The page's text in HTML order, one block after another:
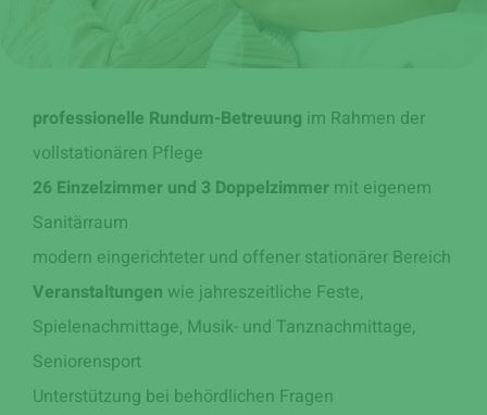
professionelle Rundum-Betreuung im Rahmen der
vollstationären Pflege
26 Einzelzimmer und 3 Doppelzimmer mit eigenem
Sanitärraum
modern eingerichteter und offener stationärer Bereich
Veranstaltungen wie jahreszeitliche Feste,
Spielenachmittage, Musik- und Tanznachmittage,
Seniorensport
Unterstützung bei behördlichen Fragen